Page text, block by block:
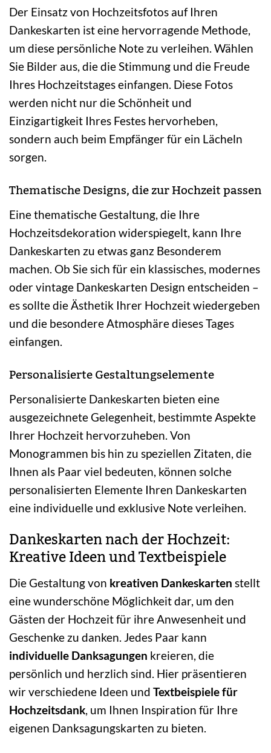
Der Einsatz von Hochzeitsfotos auf Ihren
Dankeskarten ist eine hervorragende Methode,
um diese persönliche Note zu verleihen. Wählen
Sie Bilder aus, die die Stimmung und die Freude
Ihres Hochzeitstages einfangen. Diese Fotos
werden nicht nur die Schönheit und
Einzigartigkeit Ihres Festes hervorheben,
sondern auch beim Empfänger für ein Lächeln
sorgen.
Thematische Designs, die zur Hochzeit passen
Eine thematische Gestaltung, die Ihre
Hochzeitsdekoration widerspiegelt, kann Ihre
Dankeskarten zu etwas ganz Besonderem
machen. Ob Sie sich für ein klassisches, modernes
oder vintage Dankeskarten Design entscheiden –
es sollte die Ästhetik Ihrer Hochzeit wiedergeben
und die besondere Atmosphäre dieses Tages
einfangen.
Personalisierte Gestaltungselemente
Personalisierte Dankeskarten bieten eine
ausgezeichnete Gelegenheit, bestimmte Aspekte
Ihrer Hochzeit hervorzuheben. Von
Monogrammen bis hin zu speziellen Zitaten, die
Ihnen als Paar viel bedeuten, können solche
personalisierten Elemente Ihren Dankeskarten
eine individuelle und exklusive Note verleihen.
Dankeskarten nach der Hochzeit:
Kreative Ideen und Textbeispiele
Die Gestaltung von kreativen Dankeskarten stellt
eine wunderschöne Möglichkeit dar, um den
Gästen der Hochzeit für ihre Anwesenheit und
Geschenke zu danken. Jedes Paar kann
individuelle Danksagungen kreieren, die
persönlich und herzlich sind. Hier präsentieren
wir verschiedene Ideen und Textbeispiele für
Hochzeitsdank, um Ihnen Inspiration für Ihre
eigenen Danksagungskarten zu bieten.